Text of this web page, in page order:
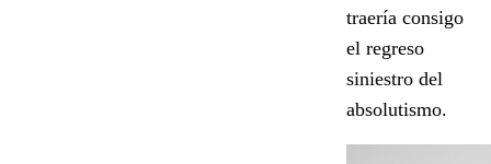
traería consigo
el regreso
siniestro del
absolutismo.